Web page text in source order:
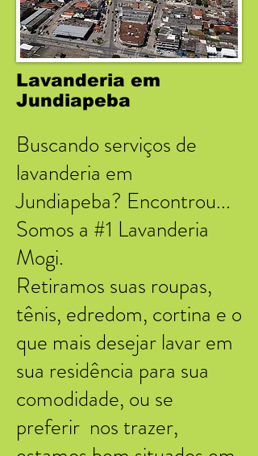
Lavanderia em
Jundiapeba
Buscando serviços de
lavanderia em
Jundiapeba? Encontrou...
Somos a #1 Lavanderia
Mogi.
Retiramos suas roupas,
tênis, edredom, cortina e o
que mais desejar lavar em
sua residência para sua
comodidade, ou se
preferir nos trazer,